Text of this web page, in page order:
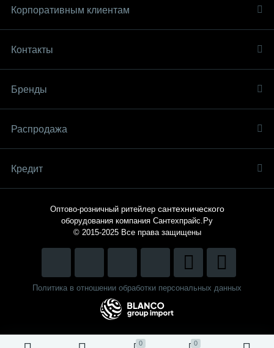
0 0
Корпоративным клиентам
Контакты
Бренды
Распродaжа
Кредит
Оптово-розничный ритейлер сантехнического
оборудования компания Сантехпрайс.Ру
© 2015-2025 Все права защищены
Политика в отношении обработки персональных данных